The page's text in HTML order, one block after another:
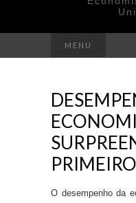
MENU
O desempenho da